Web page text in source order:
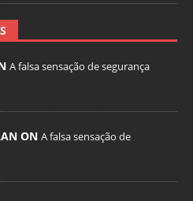
A falsa sensação de segurança
ON A falsa sensação de